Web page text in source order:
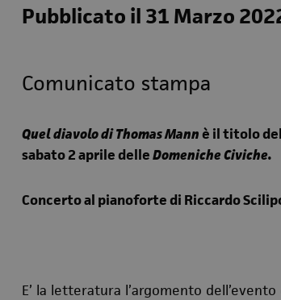
Pubblicato il 31 Marzo
Comunicato stampa
Quel diavolo di Thomas Mannè il titolo
sabato 2 aprile delleDomeniche Civiche.
Concerto al pianoforte di Riccardo
E’ la letteratura l’argomento dell’evento